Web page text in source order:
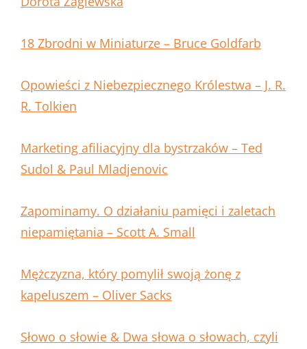
18 Zbrodni w Miniaturze – Bruce Goldfarb
Opowieści z Niebezpiecznego Królestwa – J. R.
R. Tolkien
Marketing afiliacyjny dla bystrzaków – Ted
Sudol & Paul Mladjenovic
Zapominamy. O działaniu pamięci i zaletach
niepamiętania – Scott A. Small
Mężczyzna, który pomylił swoją żonę z
kapeluszem – Oliver Sacks
Słowo o słowie & Dwa słowa o słowach, czyli